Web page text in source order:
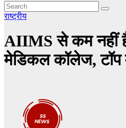
राष्ट्रीय
AIIMS से कम नहीं
मेडिकल कॉलेज, टॉप